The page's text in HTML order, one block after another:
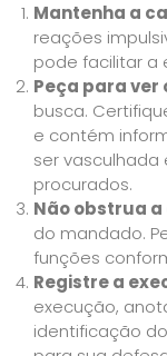
Mantenha a
reações
pode facilitar a
Peça para ver
busca.
e contém
ser
procurados.
Não obstrua
do mandado.
funções
Registre a
execução,
identificação